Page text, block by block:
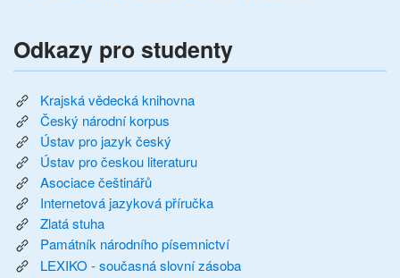
Odkazy pro studenty
Krajská vědecká knihovna
Český národní korpus
Ústav pro jazyk český
Ústav pro českou literaturu
Asociace češtinářů
Internetová jazyková příručka
Zlatá stuha
Památník národního písemnictví
LEXIKO - současná slovní zásoba